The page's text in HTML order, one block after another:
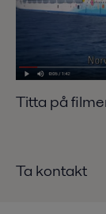
Titta på
Ta kontakt